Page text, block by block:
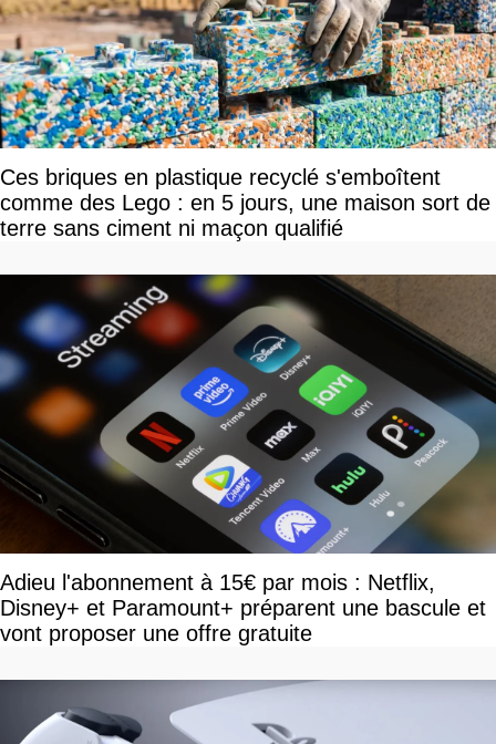
Ces briques en plastique recyclé s'emboîtent
comme des Lego : en 5 jours, une maison sort de
terre sans ciment ni maçon qualifié
Adieu l'abonnement à 15€ par mois : Netflix,
Disney+ et Paramount+ préparent une bascule et
vont proposer une offre gratuite